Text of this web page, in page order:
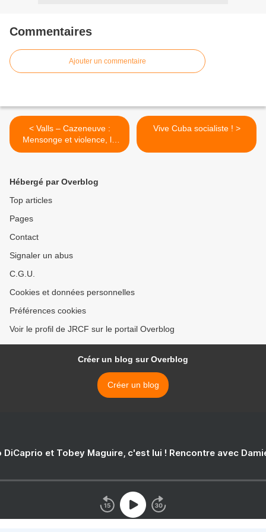
Commentaires
Ajouter un commentaire
< Valls – Cazeneuve :
Mensonge et violence, la
politique d’un
mobilisation de la jeunesse
Vive Cuba socialiste ! >
Hébergé par Overblog
Top articles
Pages
Contact
Signaler un abus
C.G.U.
Cookies et données personnelles
Préférences cookies
Voir le profil de JRCF sur le portail Overblog
Créer un blog sur Overblog
Créer un blog
DiCaprio et Tobey Maguire, c'est lui ! Rencontre avec